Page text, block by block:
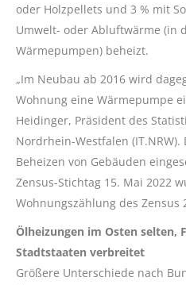
oder Holzpellets und 3 % mit
Umwelt- oder Abluftwärme (in
Wärmepumpen) beheizt.
„Im Neubau ab 2016 wird
Wohnung eine Wärmepumpe
Heidinger, Präsident des
Nordrhein-Westfalen
Beheizen von Gebäuden
Zensus-Stichtag 15. Mai 2022
Wohnungszählung des Zensus
Ölheizungen im Osten selten,
Stadtstaaten verbreitet
Größere Unterschiede nach